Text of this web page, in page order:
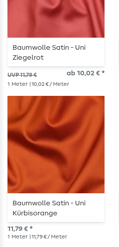
Baumwolle Satin - Uni
Ziegelrot
UVP 11,79 € ab 10,02 € *
1 Meter | 10,02 € / Meter
Baumwolle Satin - Uni
Kürbisorange
11,79 € *
1 Meter | 11,79 € / Meter